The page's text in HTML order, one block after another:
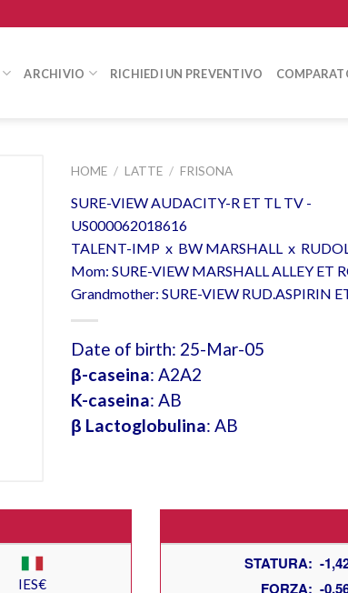
ARCHIVIO RICHIEDI UN PREVENTIVO
HOME / LATTE / FRISONA
SURE-VIEW AUDACITY-R ET TL TV -
US000062018616
TALENT-IMP x BW MARSHALL x
Mom: SURE-VIEW MARSHALL ALLEY ET
Grandmother: SURE-VIEW RUD.ASPIRIN
Date of birth: 25-Mar-05
β-caseina: A2A2
K-caseina: AB
β Lactoglobulina: AB
IES€